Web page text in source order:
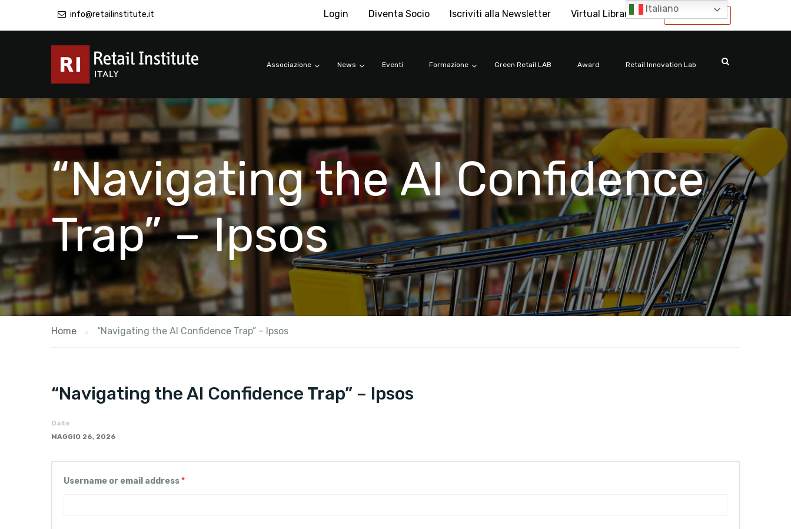
info@retailinstitute.it International
Login Diventa Socio Iscriviti alla Newsletter Virtual Library
Associazione News Eventi Formazione Green Retail LAB Award Retail Innovation Lab
“Navigating the AI Confidence
Trap” – Ipsos
Home “Navigating the AI Confidence Trap” – Ipsos
“Navigating the AI Confidence Trap” – Ipsos
Date
MAGGIO 26, 2026
Username or email address*
Italiano